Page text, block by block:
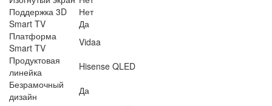
Поддержка 3D
Нет
Smart TV
Да
Платформа
Smart TV
Vidaa
Продуктовая
линейка
Hisense QLED
Безрамочный
дизайн
Да